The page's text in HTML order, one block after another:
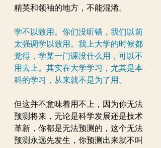
精英和领袖的地方，不能混淆。
学不以致用。你们没听错，我们以前
太强调学以致用。我上大学的时候都
觉得，学某一门课没什么用，可以不
用去上。其实在大学学习，尤其是本
科的学习，从来就不是为了用。
但这并不意味着用不上，因为你无法
预测将来，无论是科学发展还是技术
革新，你都是无法预测的，这个无法
预测永远先发生，你预测出来就不叫